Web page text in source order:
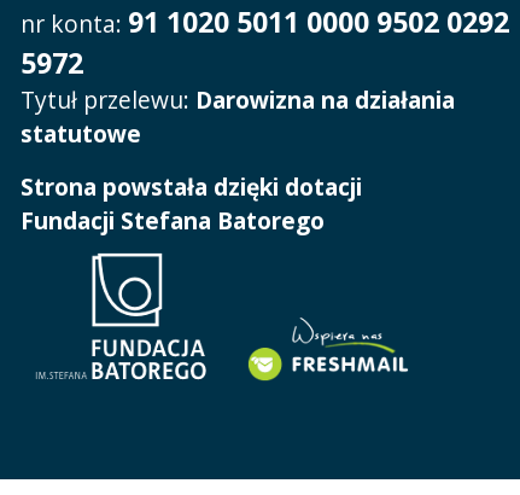
nr konta: 91 1020 5011 0000 9502 0292
5972
Tytuł przelewu: Darowizna na działania
statutowe
Strona powstała dzięki dotacji
Fundacji Stefana Batorego